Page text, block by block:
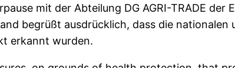
mit der Abteilung DG AGRI-TRADE der
begrüßt ausdrücklich, dass die
erkannt wurden.